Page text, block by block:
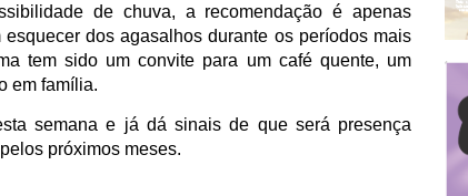
de chuva, a recomendação é apenas
dos agasalhos durante os períodos mais
tem sido um convite para um café quente, um
em família.
semana e já dá sinais de que será presença
próximos meses.